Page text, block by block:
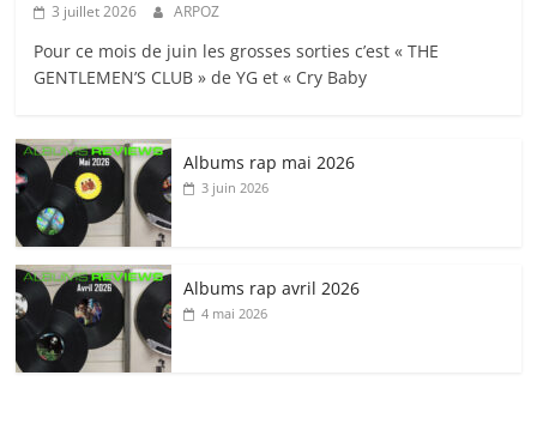
3 juillet 2026 ARPOZ
Pour ce mois de juin les grosses sorties c’est « THE
GENTLEMEN’S CLUB » de YG et « Cry Baby
Albums rap mai 2026
3 juin 2026
Albums rap avril 2026
4 mai 2026